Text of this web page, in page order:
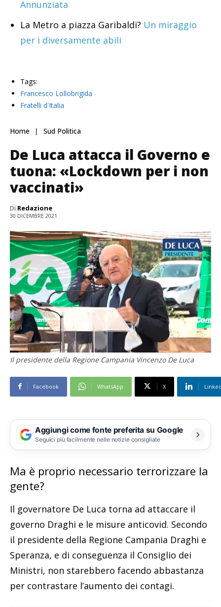
Annunziata
La Metro a piazza Garibaldi? Un miraggio
per i diversamente abili
Tags:
Francesco Lollobrigida
Fratelli d'Italia
Home Sud Politica
De Luca attacca il Governo e
tuona: «Lockdown per i non
vaccinati»
Di Redazione
30 DICEMBRE 2021
Il presidente della Regione Campania Vincenzo De Luca
Facebook WhatsApp X
Aggiungi come fonte preferita su Google
Seguici più facilmente nelle notizie consigliate
Ma è proprio necessario terrorizzare la
gente?
Il governatore De Luca torna ad attaccare il
governo Draghi e le misure anticovid. Secondo
il presidente della Regione Campania Draghi e
Speranza, e di conseguenza il Consiglio dei
Ministri, non starebbero facendo abbastanza
per contrastare l’aumento dei contagi.